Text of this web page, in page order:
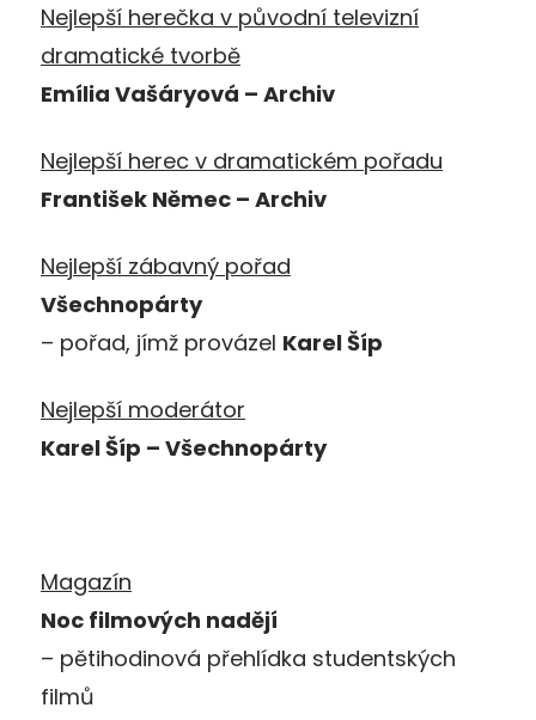
Nejlepší herečka v původní televizní
dramatické tvorbě
Emília Vašáryová – Archiv
Nejlepší herec v dramatickém pořadu
František Němec – Archiv
Nejlepší zábavný pořad
Všechnopárty
– pořad, jímž provázel Karel Šíp
Nejlepší moderátor
Karel Šíp – Všechnopárty
Magazín
Noc filmových nadějí
– pětihodinová přehlídka studentských
filmů